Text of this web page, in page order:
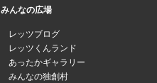
みんなの広場
レッツブログ
レッツくんランド
あったかギャラリー
みんなの独創村